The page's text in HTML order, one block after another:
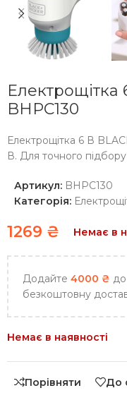
Електрощітка
BHPC130
Електрощітка 6 В
В. Для точного підбору
Артикул: BHPC130
Категорія:
1269 ₴ Немає в
Додайте 4000 ₴
безкоштовну
Немає в наявності
Порівняти До